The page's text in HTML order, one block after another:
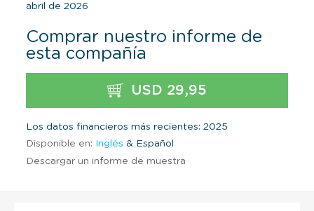
abril de 2026
Comprar nuestro informe de
esta compañía
USD 29,95
Los datos financieros más recientes: 2025
Disponible en: Inglés & Español
Descargar un informe de muestra